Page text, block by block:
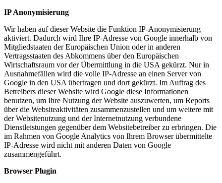
IP Anonymisierung
Wir haben auf dieser Website die Funktion IP-Anonymisierung
aktiviert. Dadurch wird Ihre IP-Adresse von Google innerhalb von
Mitgliedstaaten der Europäischen Union oder in anderen
Vertragsstaaten des Abkommens über den Europäischen
Wirtschaftsraum vor der Übermittlung in die USA gekürzt. Nur in
Ausnahmefällen wird die volle IP-Adresse an einen Server von
Google in den USA übertragen und dort gekürzt. Im Auftrag des
Betreibers dieser Website wird Google diese Informationen
benutzen, um Ihre Nutzung der Website auszuwerten, um Reports
über die Websiteaktivitäten zusammenzustellen und um weitere mit
der Websitenutzung und der Internetnutzung verbundene
Dienstleistungen gegenüber dem Websitebetreiber zu erbringen. Die
im Rahmen von Google Analytics von Ihrem Browser übermittelte
IP-Adresse wird nicht mit anderen Daten von Google
zusammengeführt.
Browser Plugin